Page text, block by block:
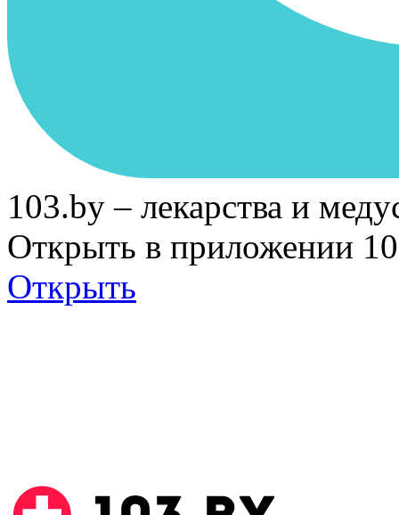
103.by – лекарства и
Открыть в приложении
Открыть